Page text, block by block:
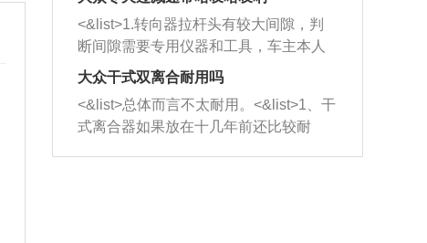
放在燃油箱中，与燃油混合后，车辆启
动时，就可以和汽油一起进入到燃烧
室，最后形成废气排出，就可以让三元
催化器得到清洗，排气管堵塞的情况就
能够得到解决。
驾驶车辆时，不需要记忆也能打好方
向。
逐渐减弱，导致渗油或漏油。<&list>2、
活塞间隙过大：积碳会使活塞环与缸体
的间隙扩大，导致机油流入燃烧室中，
造成烧机油。<&list>3、机油粘度。使用
机油粘度过小的话，同样会有烧机油现
象，机油粘度过小具有很好的流动性，
<&list>1.转向器拉杆头有较大间隙，判
断间隙需要专用仪器和工具，车主本人
无法制作，需要将车辆送到修理厂或4s
店；<&list>2.车辆半轴套管防尘罩破
裂，破裂后会出现漏油现象，使半轴磨
损严重，磨损的半轴容易损坏，产生异
响；<&list>3.稳定器的转向胶套和球头
大众干式双离合耐用吗
<&list>总体而言不太耐用。<&list>1、干
式离合器如果放在十几年前还比较耐